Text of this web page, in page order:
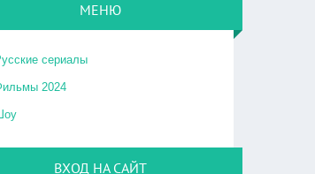
МЕНЮ
сериалы
2024
ВХОД НА САЙТ